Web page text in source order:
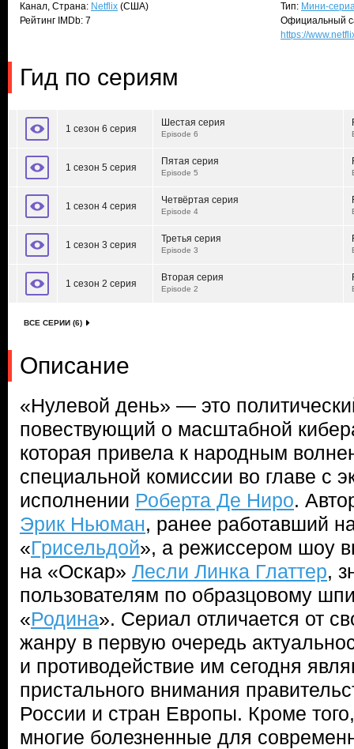
Канал, Страна: Netflix (США)
Рейтинг IMDb: 7
Тип: Мини-
Официальный
https://
Гид по сериям
1 сезон 6 серия
Шестая серия
Episode 6
1 сезон 5 серия
Пятая серия
Episode 5
1 сезон 4 серия
Четвёртая серия
Episode 4
1 сезон 3 серия
Третья серия
Episode 3
1 сезон 2 серия
Вторая серия
Episode 2
ВСЕ СЕРИИ (6)
Описание
«Нулевой день» — это
повествующий о масштабной
которая привела к народным
специальной комиссии во главе с
исполнении Роберта Де Ниро.
Эрик Ньюман, ранее работавший
«Грисельдой», а режиссером шоу
на «Оскар» Лесли Линка Глаттер,
пользователям по образцовому
«Родина». Сериал отличается от
жанру в первую очередь
и противодействие им сегодня
пристального внимания
России и стран Европы. Кроме
многие болезненные для